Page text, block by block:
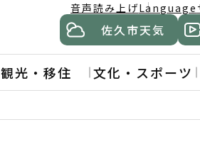
音声読み上げLanguage
佐久市天気
観光・移住 文化・スポーツ